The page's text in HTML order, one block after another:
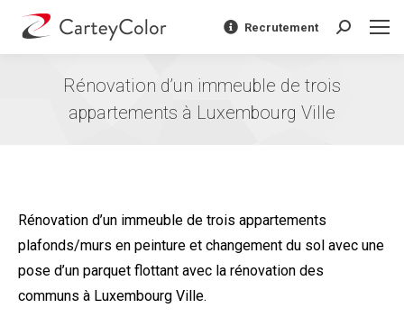
Recrutement
Recherche
:
Rénovation d’un immeuble de trois
appartements à Luxembourg Ville
Rénovation d’un immeuble de trois appartements
plafonds/murs en peinture et changement du sol avec une
pose d’un parquet flottant avec la rénovation des
communs à Luxembourg Ville.